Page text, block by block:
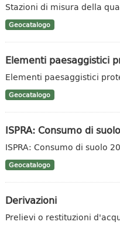
Stazioni di misura della
Geocatalogo
Elementi paesaggistici
Elementi paesaggistici
Geocatalogo
ISPRA: Consumo di
ISPRA: Consumo di suolo
Geocatalogo
Derivazioni
Prelievi o restituzioni